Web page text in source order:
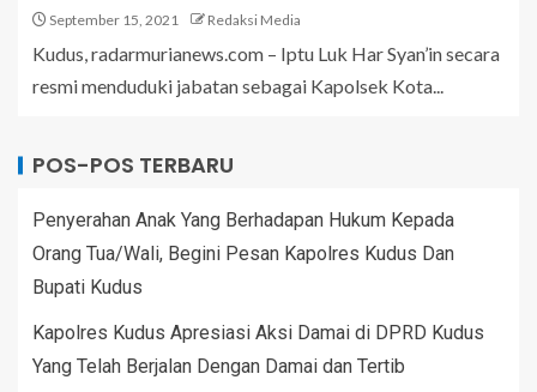
September 15, 2021 Redaksi Media
Kudus, radarmurianews.com – Iptu Luk Har Syan’in secara
resmi menduduki jabatan sebagai Kapolsek Kota...
POS-POS TERBARU
Penyerahan Anak Yang Berhadapan Hukum Kepada
Orang Tua/Wali, Begini Pesan Kapolres Kudus Dan
Bupati Kudus
Kapolres Kudus Apresiasi Aksi Damai di DPRD Kudus
Yang Telah Berjalan Dengan Damai dan Tertib